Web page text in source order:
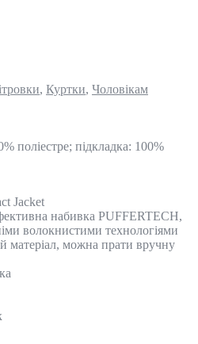
, Куртки, Чоловікам
поліестре; підкладка: 100%
Jacket
набивка PUFFERTECH,
волокнистими технологіями
матеріал, можна прати вручну